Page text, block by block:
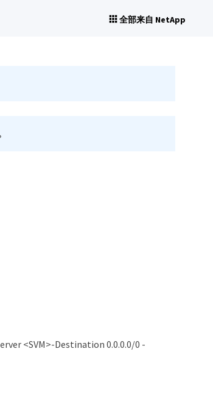
全部来自 NetApp
<SVM>-Destination 0.0.0.0/0 -